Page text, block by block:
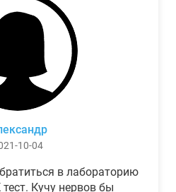
10-04
в лабораторию
Кучу нервов бы